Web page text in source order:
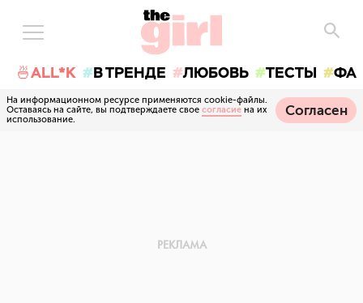
🍜ALL*K В ТРЕНДЕ ЛЮБОВЬ ТЕСТЫ
На информационном ресурсе применяются cookie-файлы.
Оставаясь на сайте, вы подтверждаете свое согласие на их
использование.
Согласен